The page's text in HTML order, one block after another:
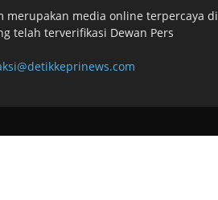
merupakan media online terpercaya di
telah terverifikasi Dewan Pers